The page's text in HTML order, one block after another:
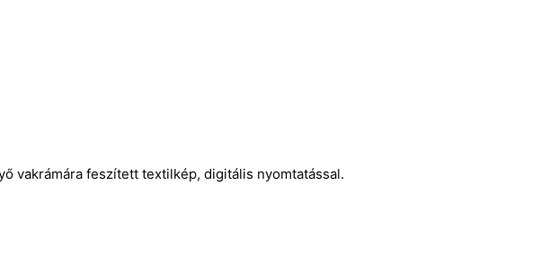
vakrámára feszített textilkép, digitális nyomtatással.